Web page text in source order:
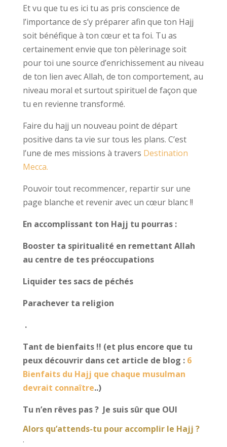
Et vu que tu es ici tu as pris conscience de
l’importance de s’y préparer afin que ton Hajj
soit bénéfique à ton cœur et ta foi. Tu as
certainement envie que ton pèlerinage soit
pour toi une source d’enrichissement au niveau
de ton lien avec Allah, de ton comportement, au
niveau moral et surtout spirituel de façon que
tu en revienne transformé.
Faire du hajj un nouveau point de départ
positive dans ta vie sur tous les plans. C’est
l’une de mes missions à travers Destination
Mecca.
Pouvoir tout recommencer, repartir sur une
page blanche et revenir avec un cœur blanc !!
En accomplissant ton Hajj tu pourras :
Booster ta spiritualité en remettant Allah
au centre de tes préoccupations
Liquider tes sacs de péchés
Parachever ta religion
.
Tant de bienfaits !! (et plus encore que tu
peux découvrir dans cet article de blog : 6
Bienfaits du Hajj que chaque musulman
devrait connaître..)
Tu n’en rêves pas ? Je suis sûr que OUI
Alors qu’attends-tu pour accomplir le Hajj ?
.